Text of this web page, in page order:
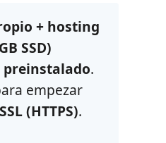
+ hosting
SSD)
preinstalado.
empezar
(HTTPS).